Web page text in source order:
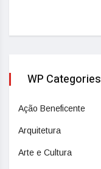
WP Categories
Ação Beneficente
Arquitetura
Arte e Cultura